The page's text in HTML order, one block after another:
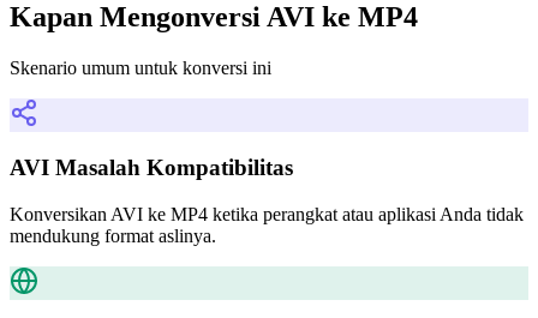
Kapan Mengonversi AVI ke MP4
Skenario umum untuk konversi ini
AVI Masalah Kompatibilitas
Konversikan AVI ke MP4 ketika perangkat atau aplikasi Anda tidak
mendukung format aslinya.